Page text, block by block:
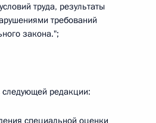
труда, результаты
требований
закона.";
следующей редакции:
специальной оценки